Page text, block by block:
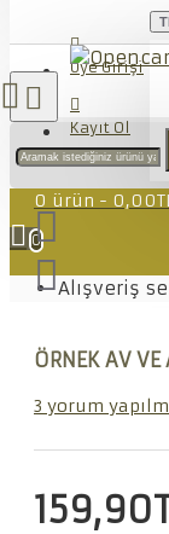
Üye Girişi
Kayıt Ol
0 ürün -
0
Alışveriş
ÖRNEK AV
3 yorum